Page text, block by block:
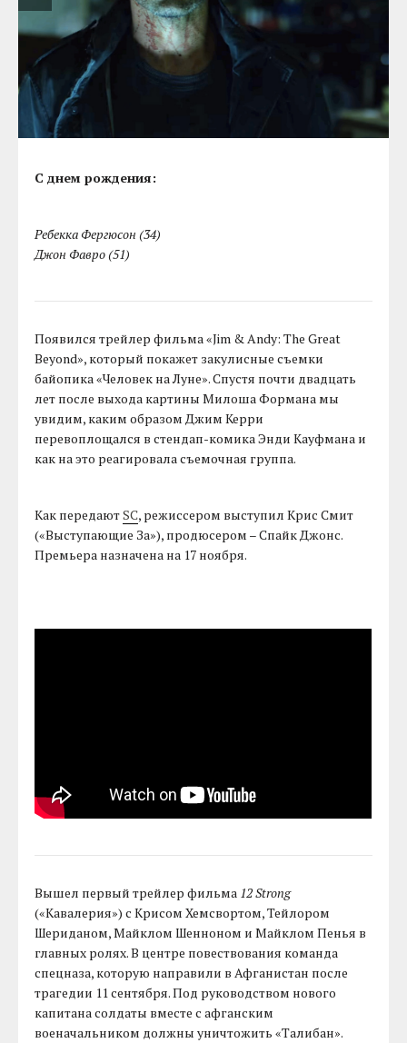
С днем рождения:
Ребекка Фергюсон (34)
Джон Фавро (51)
Появился трейлер фильма «Jim & Andy: The Great
Beyond», который покажет закулисные съемки
байопика «Человек на Луне». Спустя почти двадцать
лет после выхода картины Милоша Формана мы
увидим, каким образом Джим Керри
перевоплощался в стендап-комика Энди Кауфмана и
как на это реагировала съемочная группа.
Как передаютSC, режиссером выступил Крис Смит
(«Выступающие За»), продюсером – Спайк Джонс.
Премьера назначена на 17 ноября.
Вышел первый трейлер фильма 12 Strong
(«Кавалерия») с Крисом Хемсвортом, Тейлором
Шериданом, Майклом Шенноном и Майклом Пенья в
главных ролях. В центре повествования команда
спецназа, которую направили в Афганистан после
трагедии 11 сентября. Под руководством нового
капитана солдаты вместе с афганским
военачальником должны уничтожить «Талибан».